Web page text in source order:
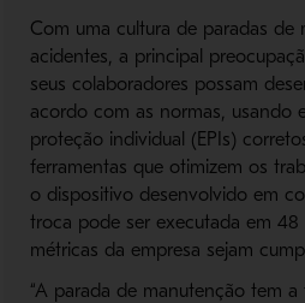
Com uma cultura de paradas de
acidentes, a principal
seus colaboradores possam
acordo com as normas, usando
proteção individual (EPIs)
ferramentas que otimizem os
o dispositivo desenvolvido em
troca pode ser executada em
métricas da empresa sejam
“A parada de manutenção tem